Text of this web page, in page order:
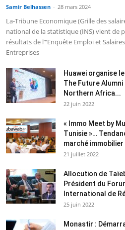
Samir Belhassen - 28 mars 2024
La-Tribune Economique (Grille des
national de la statistique (INS) vient de
résultats de l’"Enquête Emploi et
Entreprises
Huawei organise
The Future Alumni
Northern Africa...
22 juin 2022
« Immo Meet by
Tunisie »…
marché immobilier
21 juillet 2022
Allocution de
Président du
International de
25 juin 2022
Monastir :